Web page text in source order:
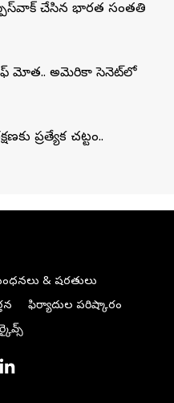
చేసిన భారత సంతతి
మోత.. అమెరికా సెనెట్‌లో
ప్రత్యేక చట్టం..
& షరతులు
ఫిర్యాదుల పరిష్కారం